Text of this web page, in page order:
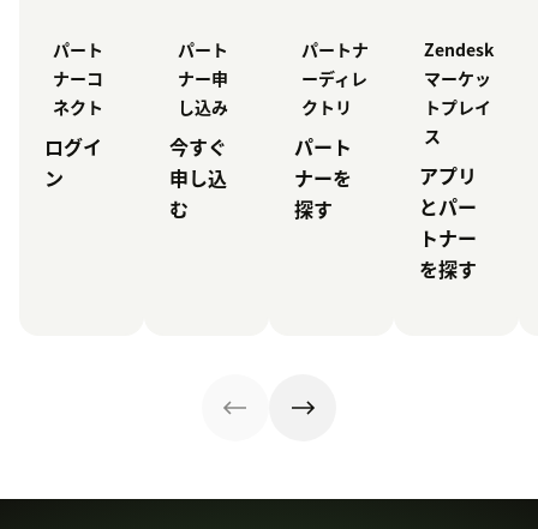
パート
ナーコ
ネクト
ログイ
ン
パート
ナー申
し込み
今すぐ
申し込
む
パートナ
ーディレ
クトリ
パート
ナーを
探す
Zendesk
マーケッ
トプレイ
ス
アプリ
とパー
トナー
を探す